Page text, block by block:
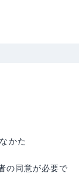
かた
の同意が必要で